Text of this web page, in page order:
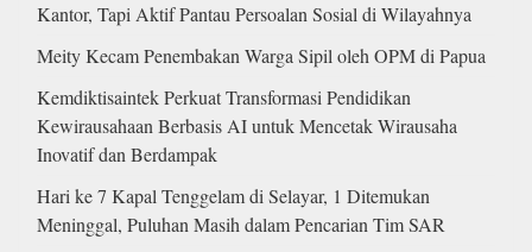
Kantor, Tapi Aktif Pantau Persoalan Sosial di Wilayahnya
Meity Kecam Penembakan Warga Sipil oleh OPM di Papua
Kemdiktisaintek Perkuat Transformasi Pendidikan
Kewirausahaan Berbasis AI untuk Mencetak Wirausaha
Inovatif dan Berdampak
Hari ke 7 Kapal Tenggelam di Selayar, 1 Ditemukan
Meninggal, Puluhan Masih dalam Pencarian Tim SAR